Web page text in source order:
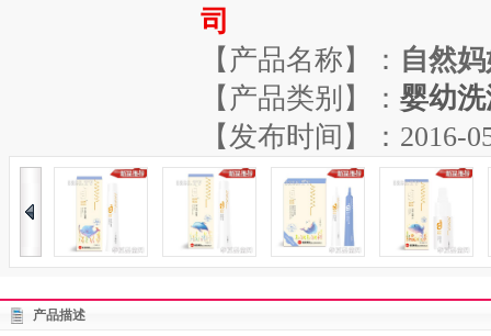
司
【产品名称】： 自然
【产品类别】： 婴幼
【发布时间】：2016-
产品描述